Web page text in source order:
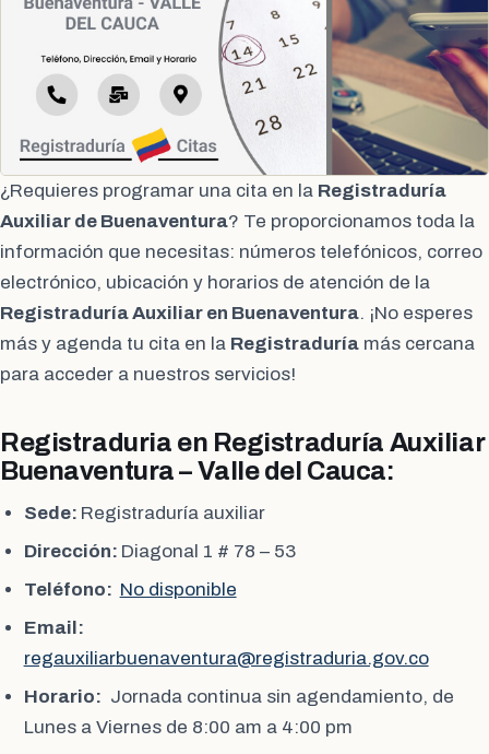
¿Requieres programar una cita en la Registraduría
Auxiliar de Buenaventura? Te proporcionamos toda la
información que necesitas: números telefónicos, correo
electrónico, ubicación y horarios de atención de la
Registraduría Auxiliar en Buenaventura. ¡No esperes
más y agenda tu cita en la Registraduría más cercana
para acceder a nuestros servicios!
Registraduria en Registraduría Auxiliar
Buenaventura – Valle del Cauca:
Sede: Registraduría auxiliar
Dirección: Diagonal 1 # 78 – 53
Teléfono: No disponible
Email:
regauxiliarbuenaventura@registraduria.gov.co
Horario: Jornada continua sin agendamiento, de
Lunes a Viernes de 8:00 am a 4:00 pm